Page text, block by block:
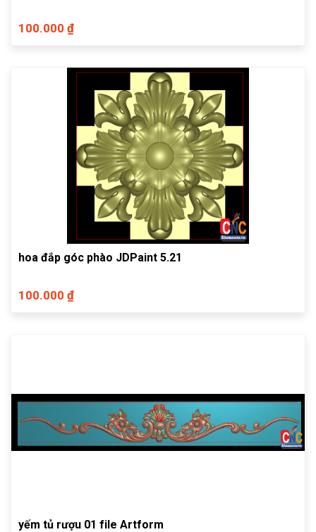
100.000 ₫
hoa đắp góc phào JDPaint 5.21
100.000 ₫
yếm tủ rượu 01 file Artform